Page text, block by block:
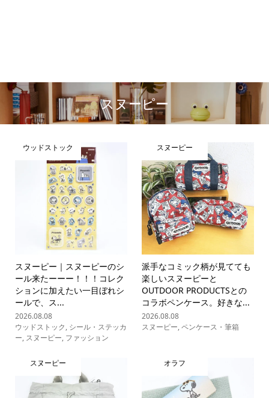
スヌーピー
ウッドストック
スヌーピー｜スヌーピーのシ
ール来たーーー！！！コレク
ションに加えたい一目ぼれシ
ールで、ス...
2026.08.08
ウッドストック, シール・ステッカ
ー, スヌーピー, ファッション
スヌーピー
派手なコミック柄が見てても
楽しいスヌーピーと
OUTDOOR PRODUCTSとの
コラボペンケース。好きな...
2026.08.08
スヌーピー,ペンケース・筆箱
スヌーピー オラフ